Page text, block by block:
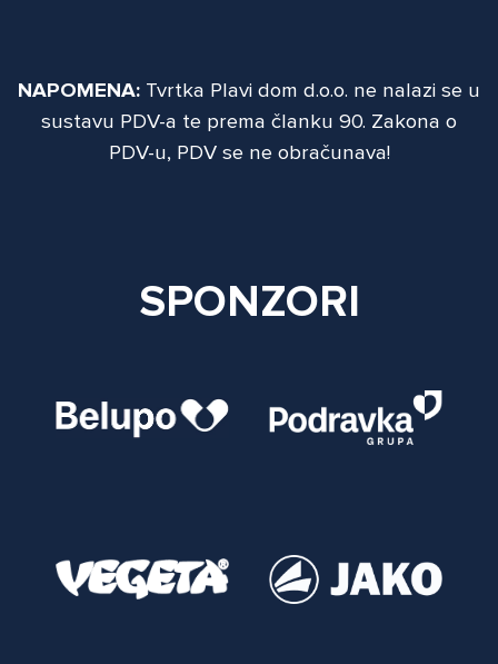
NAPOMENA: Tvrtka Plavi dom d.o.o. ne nalazi se u
sustavu PDV-a te prema članku 90. Zakona o
PDV-u, PDV se ne obračunava!
SPONZORI